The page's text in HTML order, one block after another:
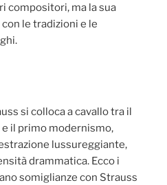
compositori, ma la sua
le tradizioni e le
si colloca a cavallo tra il
il primo modernismo,
lussureggiante,
drammatica. Ecco i
somiglianze con Strauss